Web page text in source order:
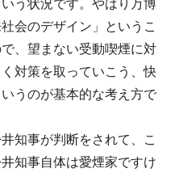
う状況です。やはり万博
会のデザイン」というこ
、望まない受動喫煙に対
対策を取っていこう、快
うのが基本的な考え方で
知事が判断をされて、こ
知事自体は愛煙家ですけ